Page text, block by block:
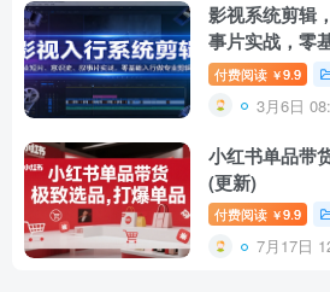
影视系统剪辑
事片实战，零
付费阅读 ￥9.9
3月6日
小红书单品带
(更新)
付费阅读 ￥9.9
7月17日